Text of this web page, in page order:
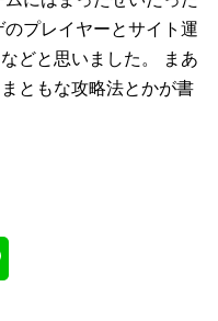
プレイヤーとサイト運
どと思いました。
まあ
ともな攻略法とかが書